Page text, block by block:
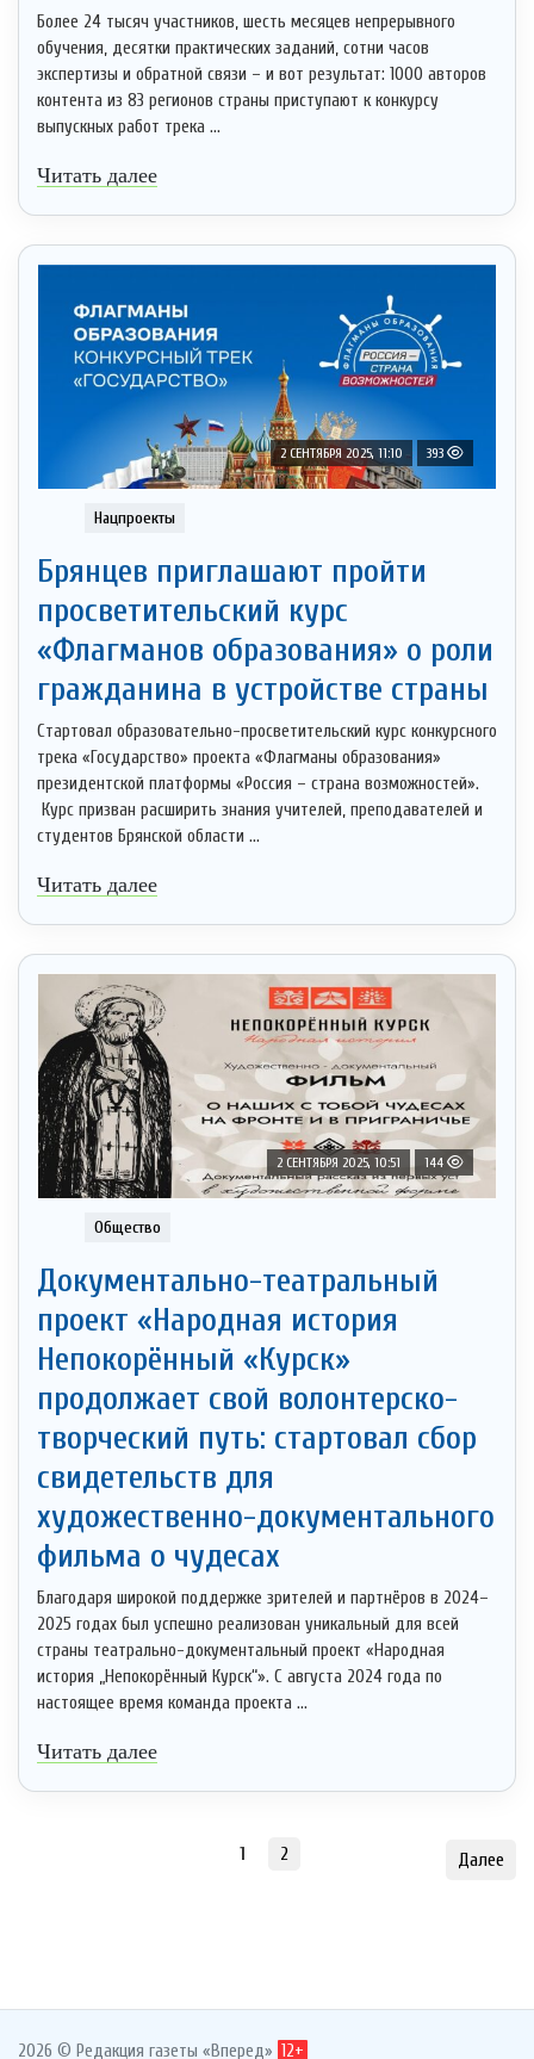
Более 24 тысяч участников, шесть месяцев непрерывного
обучения, десятки практических заданий, сотни часов
экспертизы и обратной связи – и вот результат: 1000 авторов
контента из 83 регионов страны приступают к конкурсу
выпускных работ трека ...
Читать далее
2 СЕНТЯБРЯ 2025, 11:10 393
Нацпроекты
Брянцев приглашают пройти
просветительский курс
«Флагманов образования» о роли
гражданина в устройстве страны
Стартовал образовательно-просветительский курс конкурсного
трека «Государство» проекта «Флагманы образования»
президентской платформы «Россия – страна возможностей».
Курс призван расширить знания учителей, преподавателей и
студентов Брянской области ...
Читать далее
2 СЕНТЯБРЯ 2025, 10:51 144
Общество
Документально-театральный
проект «Народная история
Непокорённый «Курск»
продолжает свой волонтерско-
творческий путь: стартовал сбор
свидетельств для
художественно-документального
фильма о чудесах
Благодаря широкой поддержке зрителей и партнёров в 2024–
2025 годах был успешно реализован уникальный для всей
страны театрально-документальный проект «Народная
история „Непокорённый Курск“». С августа 2024 года по
настоящее время команда проекта ...
Читать далее
1 2 Далее
2026 © Редакция газеты «Вперед» 12+